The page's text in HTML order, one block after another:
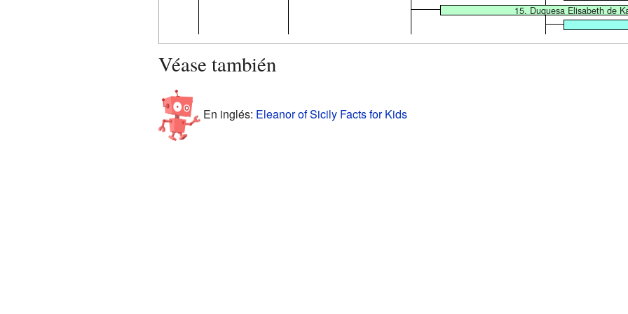
15. Duquesa Elisabeth de
Véase también
En inglés: Eleanor of Sicily Facts for Kids